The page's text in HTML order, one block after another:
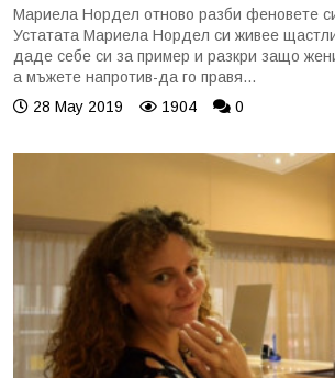
Мариела Нордел отново разби феновете
Устатата Мариела Нордел си живее
даде себе си за пример и разкри защо
а мъжете напротив-да го правя...
28 May 2019
1904 0